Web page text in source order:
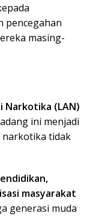
pencegahan
masing-
Narkotika (LAN)
ini menjadi
narkotika tidak
masyarakat
generasi muda